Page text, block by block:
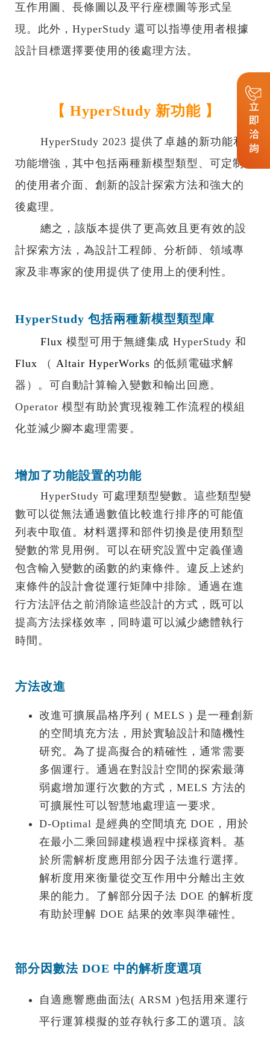
互作用圖、長條圖以及平行座標圖等形式呈
現。此外，HyperStudy 還可以指導使用者根據
設計目標選擇要使用的後處理方法。
【 HyperStudy 新功能 】
HyperStudy 2023 提供了卓越的新功能和
功能增強，其中包括兩種新模型類型、可定制
的使用者介面、創新的設計探索方法和強大的
後處理。
總之，該版本提供了更高效且更有效的設
計探索方法，為設計工程師、分析師、領域專
家及非專家的使用提供了使用上的便利性。
HyperStudy 包括兩種新模型類型庫
Flux 模型可用于無縫集成 HyperStudy 和
Flux （ Altair HyperWorks 的低頻電磁求解
器）。可自動計算輸入變數和輸出回應。
Operator 模型有助於實現複雜工作流程的模組
化並減少腳本處理需要。
增加了功能設置的功能
HyperStudy 可處理類型變數。這些類型變
數可以從無法通過數值比較進行排序的可能值
列表中取值。材料選擇和部件切換是使用類型
變數的常見用例。可以在研究設置中定義僅適
包含輸入變數的函數的約束條件。違反上述約
束條件的設計會從運行矩陣中排除。通過在進
行方法評估之前消除這些設計的方式，既可以
提高方法採樣效率，同時還可以減少總體執行
時間。
方法改進
改進可擴展晶格序列 ( MELS ) 是一種創新
的空間填充方法，用於實驗設計和隨機性
研究。為了提高擬合的精確性，通常需要
多個運行。通過在對設計空間的探索最薄
弱處增加運行次數的方式，MELS 方法的
可擴展性可以智慧地處理這一要求。
D-Optimal 是經典的空間填充 DOE，用於
在最小二乘回歸建模過程中採樣資料。基
於所需解析度應用部分因子法進行選擇。
解析度用來衡量從交互作用中分離出主效
果的能力。了解部分因子法 DOE 的解析度
有助於理解 DOE 結果的效率與準確性。
部分因數法 DOE 中的解析度選項
自適應響應曲面法( ARSM )包括用來運行
平行運算模擬的並存執行多工的選項。該
立即洽詢